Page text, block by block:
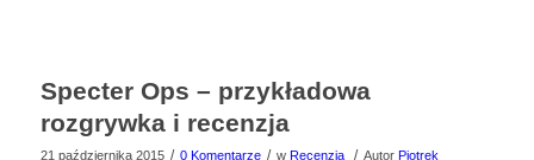
Specter Ops – przykładowa
rozgrywka i recenzja
21 października 2015 / 0 Komentarze / w Recenzja / Autor Piotrek